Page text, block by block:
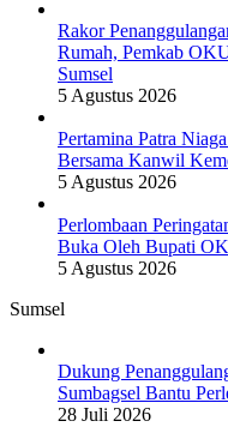
Rakor
Rumah, Pemkab
Sumsel
5 Agustus 2026
Pertamina Patra
Bersama Kanwil
5 Agustus 2026
Perlombaan
Buka Oleh Bupati
5 Agustus 2026
Sumsel
Dukung
Sumbagsel Bantu
28 Juli 2026